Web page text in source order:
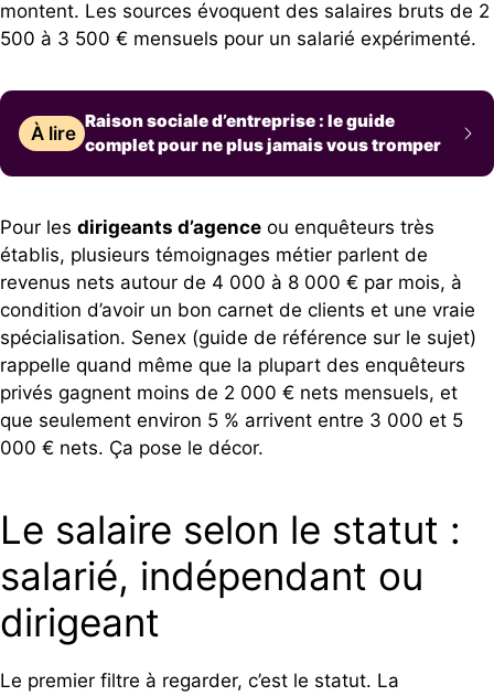
montent. Les sources évoquent des salaires bruts de 2
500 à 3 500 € mensuels pour un salarié expérimenté.
À lire
Raison sociale d’entreprise : le guide
complet pour ne plus jamais vous tromper
Pour les dirigeants d’agence ou enquêteurs très
établis, plusieurs témoignages métier parlent de
revenus nets autour de 4 000 à 8 000 € par mois, à
condition d’avoir un bon carnet de clients et une vraie
spécialisation. Senex (guide de référence sur le sujet)
rappelle quand même que la plupart des enquêteurs
privés gagnent moins de 2 000 € nets mensuels, et
que seulement environ 5 % arrivent entre 3 000 et 5
000 € nets. Ça pose le décor.
Le salaire selon le statut :
salarié, indépendant ou
dirigeant
Le premier filtre à regarder, c’est le statut. La